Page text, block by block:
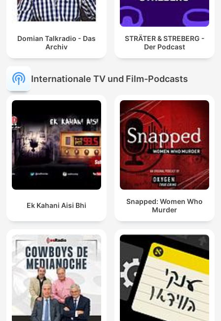
Domian Talkradio - Das
Archiv
STRÄTER & STREBERG -
Der Podcast
Internationale TV und Film-Podcasts
Ek Kahani Aisi Bhi
Snapped: Women Who
Murder